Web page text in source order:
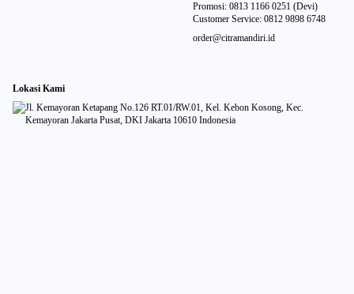
Promosi: 0813 1166 0251 (Devi)
Customer Service: 0812 9898 6748
order@citramandiri.id
Lokasi Kami
Jl. Kemayoran Ketapang No.126 RT.01/RW.01, Kel. Kebon Kosong, Kec.
Kemayoran Jakarta Pusat, DKI Jakarta 10610 Indonesia